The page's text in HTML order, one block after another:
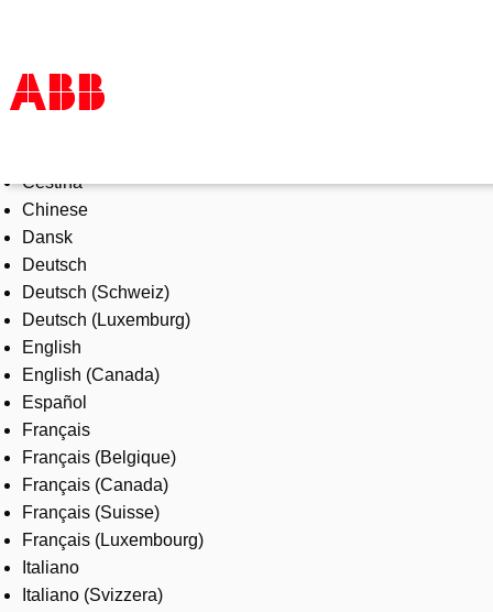
Products & Solutions
Industries
Services
About us
Where to buy
Contact us
Careers
Čeština
Chinese
Dansk
Deutsch
Deutsch (Schweiz)
Deutsch (Luxemburg)
English
English (Canada)
Español
Français
Français (Belgique)
Français (Canada)
Français (Suisse)
Français (Luxembourg)
Italiano
Italiano (Svizzera)